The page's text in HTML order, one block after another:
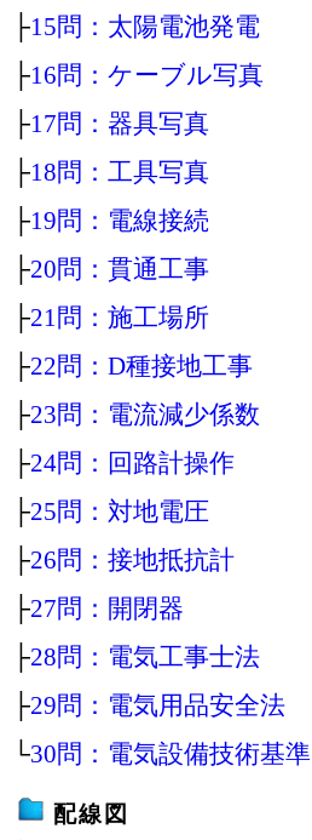
├15問：太陽電池発電
├16問：ケーブル写真
├17問：器具写真
├18問：工具写真
├19問：電線接続
├20問：貫通工事
├21問：施工場所
├22問：D種接地工事
├23問：電流減少係数
├24問：回路計操作
├25問：対地電圧
├26問：接地抵抗計
├27問：開閉器
├28問：電気工事士法
├29問：電気用品安全法
└30問：電気設備技術基準
配線図